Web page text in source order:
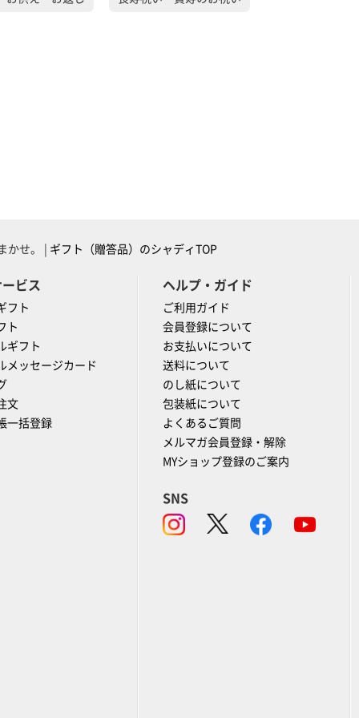
かせ。 | ギフト（贈答品）のシャディTOP
ビス
フト
ト
ギフト
メッセージカード
文
一括登録
ヘルプ・ガイド
ご利用ガイド
会員登録について
お支払いについて
送料について
のし紙について
包装紙について
よくあるご質問
メルマガ会員登録・解除
MYショップ登録のご案内
SNS